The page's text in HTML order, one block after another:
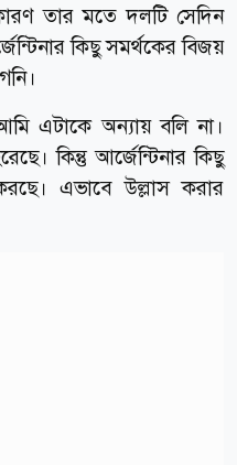
তার মতে দলটি সেদিন
কিছু সমর্থকের বিজয়
এটাকে অন্যায় বলি না।
কিন্তু আর্জেন্টিনার কিছু
এভাবে উল্লাস করার